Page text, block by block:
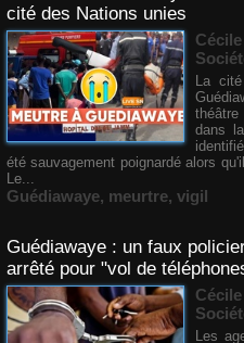
cité des Nations unies
La
dans
été sauvagement poignardé alors
Le...
Guédiawaye, meurtre, vigil
Guédiawaye : un faux
arrêté pour "vol de
Les